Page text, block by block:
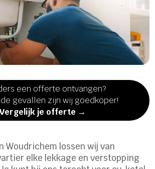
een offerte ontvangen?
de gevallen zijn wij goedkoper!
Vergelijk je offerte →
Woudrichem lossen wij van
elke lekkage en verstopping